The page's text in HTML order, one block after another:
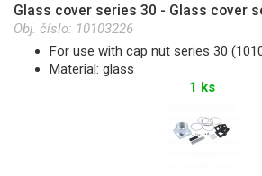
Glass cover series 30 - Glass cover
Obj. číslo: 10103226
For use with cap nut series 30
Material: glass
1 ks